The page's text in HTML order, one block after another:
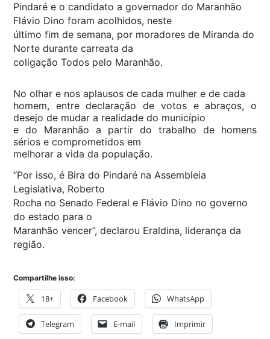
Pindaré e o candidato a governador do Maranhão
Flávio Dino foram acolhidos, neste
último fim de semana, por moradores de Miranda do
Norte durante carreata da
coligação Todos pelo Maranhão.
No olhar e nos aplausos de cada mulher e de cada
homem, entre declaração de votos e abraços, o
desejo de mudar a realidade do município
e do Maranhão a partir do trabalho de homens
sérios e comprometidos em
melhorar a vida da população.
“Por isso, é Bira do Pindaré na Assembleia
Legislativa, Roberto
Rocha no Senado Federal e Flávio Dino no governo
do estado para o
Maranhão vencer”, declarou Eraldina, liderança da
região.​
Compartilhe isso:
18+ Facebook WhatsApp
Telegram E-mail Imprimir